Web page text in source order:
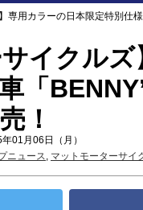
専用カラーの日本限定特別仕
サイクル
「
！
01月06日（月）
ニュース, マットモーターサイ